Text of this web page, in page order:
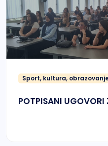
Sport, kultura,
POTPISANI UGOVORI